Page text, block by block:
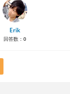
Erik
回答数： 0